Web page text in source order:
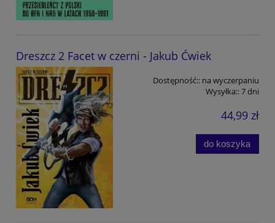
Dreszcz 2 Facet w czerni - Jakub Ćwiek
Dostępność:: na wyczerpaniu
Wysyłka::7 dni
44,99 zł
do koszyka